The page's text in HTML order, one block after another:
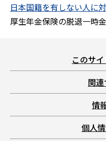
日本国籍を有しない人に
厚生年金保険の脱退一時金
このサ
関
情
個人